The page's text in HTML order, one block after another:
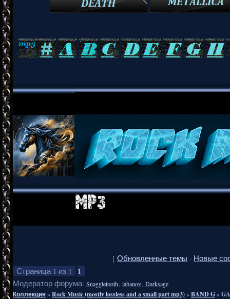
[ Обновленные темы · Новые
Страница 1 из 1 1
Модератор форума: Snaggletooth, labanov, Darksage
Коллекция»Rock Music (mostly lossless and a small part mp3)»BAND G»